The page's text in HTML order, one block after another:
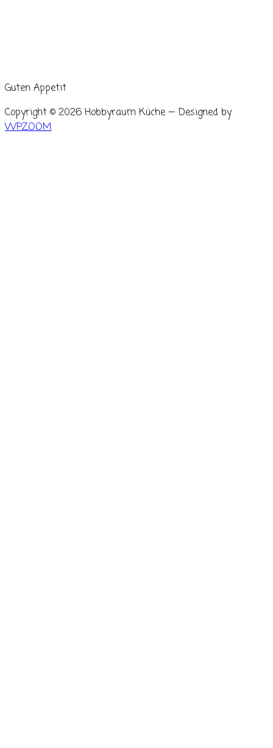
Guten Appetit
Copyright © 2026 Hobbyraum Küche — Designed by
WPZOOM